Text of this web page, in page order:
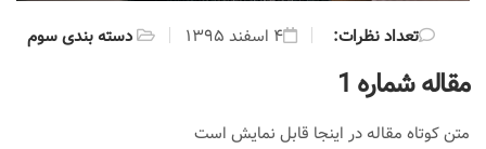
دسته بندی سوم ۴ اسفند ۱۳۹۵ :تعداد نظرات
مقاله شماره 1
متن کوتاه مقاله در اینجا قابل نمایش است